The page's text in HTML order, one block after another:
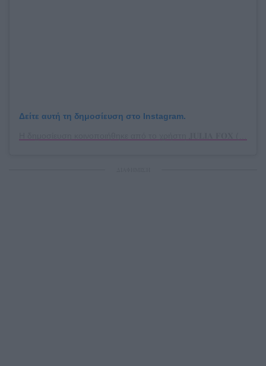
Δείτε αυτή τη δημοσίευση στο Instagram.